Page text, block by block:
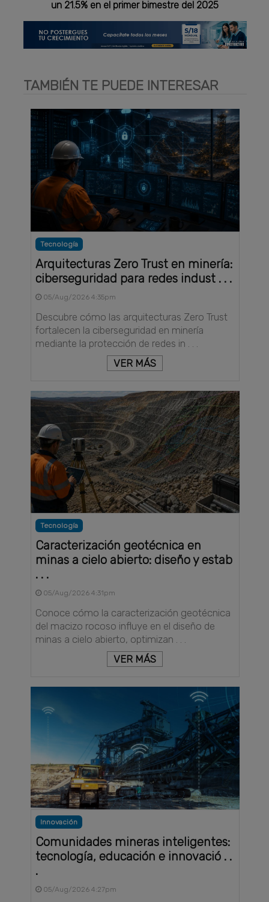
un 21.5% en el primer bimestre del 2025
TAMBIÉN TE PUEDE INTERESAR
Tecnología
Arquitecturas Zero Trust en minería:
ciberseguridad para redes indust . . .
05/Aug/2026 4:35pm
Descubre cómo las arquitecturas Zero Trust
fortalecen la ciberseguridad en minería
mediante la protección de redes in . . .
VER MÁS
Tecnología
Caracterización geotécnica en
minas a cielo abierto: diseño y estab
. . .
05/Aug/2026 4:31pm
Conoce cómo la caracterización geotécnica
del macizo rocoso influye en el diseño de
minas a cielo abierto, optimizan . . .
VER MÁS
Innovación
Comunidades mineras inteligentes:
tecnología, educación e innovació . .
.
05/Aug/2026 4:27pm